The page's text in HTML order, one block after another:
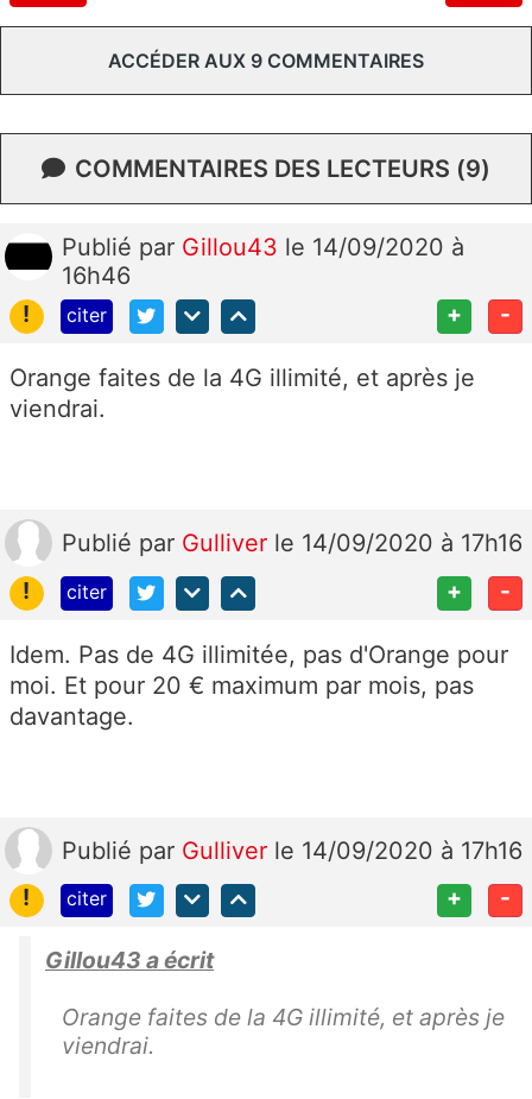
ACCÉDER AUX 9 COMMENTAIRES
COMMENTAIRES DES LECTEURS (9)
Publié par Gillou43 le 14/09/2020 à
16h46
!
citer + -
Orange faites de la 4G illimité, et après je
viendrai.
Publié par Gulliver le 14/09/2020 à 17h16
!
citer + -
Idem. Pas de 4G illimitée, pas d'Orange pour
moi. Et pour 20 € maximum par mois, pas
davantage.
Publié par Gulliver le 14/09/2020 à 17h16
!
citer + -
Gillou43 a écrit
Orange faites de la 4G illimité, et après je
viendrai.